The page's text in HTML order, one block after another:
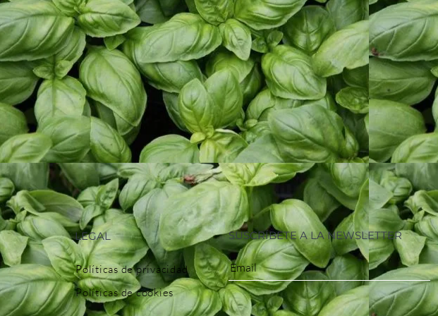
LEGAL
Políticas de privacidad
Políticas de cookies
SUSCRÍBETE A LA NEWSLETTER